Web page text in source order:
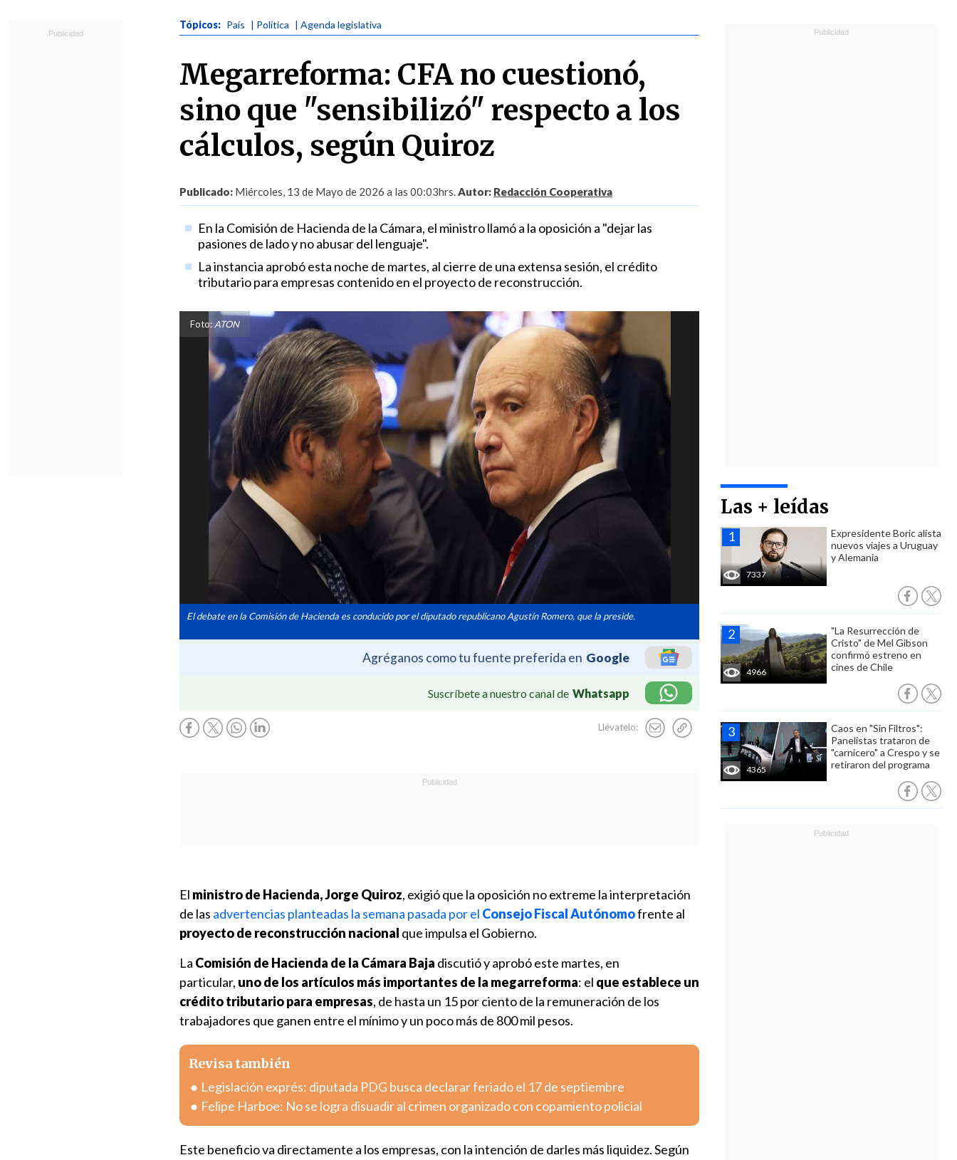
Tópicos: País | Política | Agenda legislativa
Megarreforma: CFA no cuestionó,
sino que "sensibilizó" respecto a los
cálculos, según Quiroz
Publicado: Miércoles, 13 de Mayo de 2026 a las 00:03hrs.Autor: Redacción Cooperativa
En la Comisión de Hacienda de la Cámara, el ministro llamó a la oposición a "dejar las
pasiones de lado y no abusar del lenguaje".
La instancia aprobó esta noche de martes, al cierre de una extensa sesión, el crédito
tributario para empresas contenido en el proyecto de reconstrucción.
Foto: ATON
El debate en la Comisión de Hacienda es conducido por el diputado republicano Agustín Romero, que la preside.
Agréganos como tu fuente preferida en Google
Suscríbete a nuestro canal de Whatsapp
Llévatelo:
Las + leídas
7337
Expresidente Boric alista
nuevos viajes a Uruguay
y Alemania
4966
"La Resurrección de
Cristo" de Mel Gibson
confirmó estreno en
cines de Chile
4365
Caos en "Sin Filtros":
Panelistas trataron de
"carnicero" a Crespo y se
retiraron del programa
El ministro de Hacienda, Jorge Quiroz, exigió que la oposición no extreme la interpretación
de las advertencias planteadas la semana pasada por el Consejo Fiscal Autónomofrente al
proyecto de reconstrucción nacional que impulsa el Gobierno.
La Comisión de Hacienda de la Cámara Baja discutió y aprobó este martes, en
particular, uno de los artículos más importantes de la megarreforma: el que establece un
crédito tributario para empresas, de hasta un 15 por ciento de la remuneración de los
trabajadores que ganen entre el mínimo y un poco más de 800 mil pesos.
Revisa también
Legislación exprés: diputada PDG busca declarar feriado el 17 de septiembre
Felipe Harboe: No se logra disuadir al crimen organizado con copamiento policial
Este beneficio va directamente a los empresas, con la intención de darles más liquidez. Según